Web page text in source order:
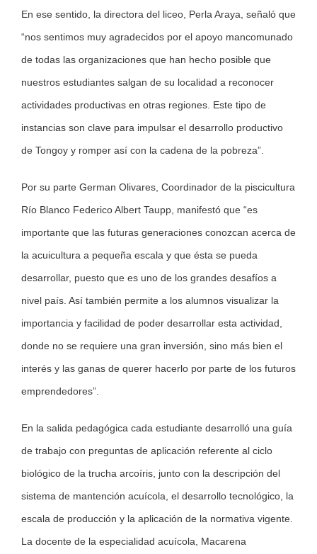
En ese sentido, la directora del liceo, Perla Araya, señaló que
“nos sentimos muy agradecidos por el apoyo mancomunado
de todas las organizaciones que han hecho posible que
nuestros estudiantes salgan de su localidad a reconocer
actividades productivas en otras regiones. Este tipo de
instancias son clave para impulsar el desarrollo productivo
de Tongoy y romper así con la cadena de la pobreza”.
Por su parte German Olivares, Coordinador de la piscicultura
Río Blanco Federico Albert Taupp, manifestó que “es
importante que las futuras generaciones conozcan acerca de
la acuicultura a pequeña escala y que ésta se pueda
desarrollar, puesto que es uno de los grandes desafíos a
nivel país. Así también permite a los alumnos visualizar la
importancia y facilidad de poder desarrollar esta actividad,
donde no se requiere una gran inversión, sino más bien el
interés y las ganas de querer hacerlo por parte de los futuros
emprendedores”.
En la salida pedagógica cada estudiante desarrolló una guía
de trabajo con preguntas de aplicación referente al ciclo
biológico de la trucha arcoíris, junto con la descripción del
sistema de mantención acuícola, el desarrollo tecnológico, la
escala de producción y la aplicación de la normativa vigente.
La docente de la especialidad acuícola, Macarena